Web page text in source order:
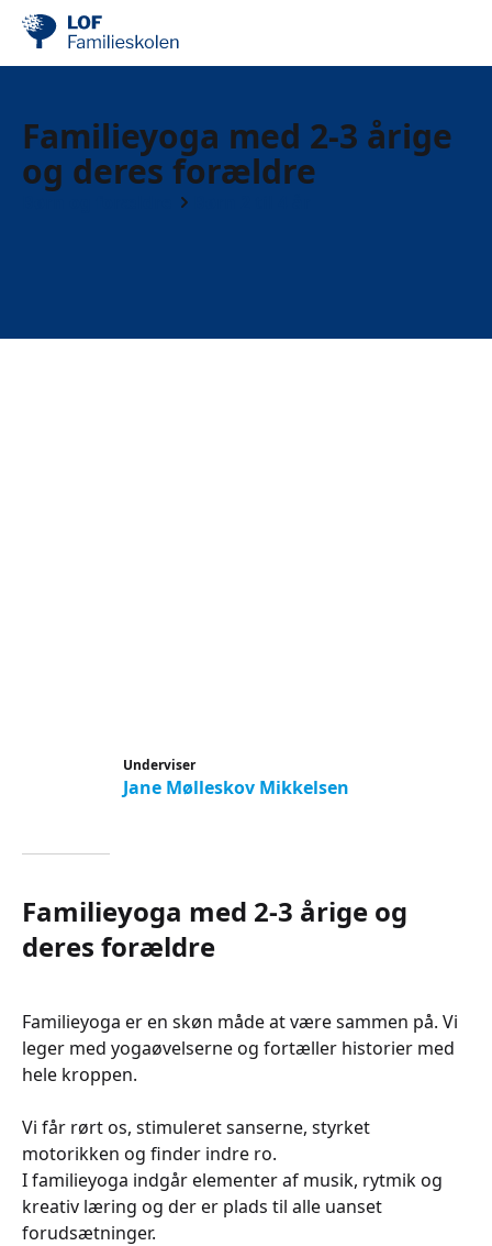
Familieyoga med 2-3 årige
og deres forældre
Underviser
Jane Mølleskov Mikkelsen
Familieyoga med 2-3 årige og
deres forældre
Familieyoga er en skøn måde at være sammen på. Vi
leger med yogaøvelserne og fortæller historier med
hele kroppen.
Vi får rørt os, stimuleret sanserne, styrket
motorikken og finder indre ro.
I familieyoga indgår elementer af musik, rytmik og
kreativ læring og der er plads til alle uanset
forudsætninger.